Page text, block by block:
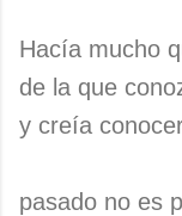
Hacía mucho
de la que
y creía
pasado no es